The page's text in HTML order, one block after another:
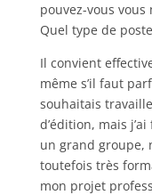
pouvez-vous
Quel type de
Il convient
même s’il faut
souhaitais
d’édition, mais
un grand groupe,
toutefois très
mon projet